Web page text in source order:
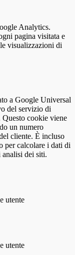
Analytics.
pagina visitata e
visualizzazioni di
a Google Universal
del servizio di
cookie viene
un numero
cliente. È incluso
per calcolare i dati di
analisi dei siti.
utente
utente